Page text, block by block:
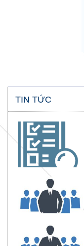
TIN TỨC